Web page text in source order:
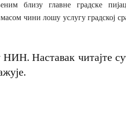
близу главне градске
чини лошу услугу градској
НИН. Наставак читајте
.